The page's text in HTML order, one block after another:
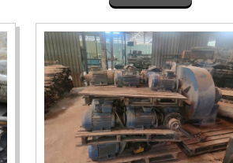
cân đo uy tín, thanh toán nhanh.
Hoa hồng cao. Liên hệ ngay để
nhận báo giá hôm nay!